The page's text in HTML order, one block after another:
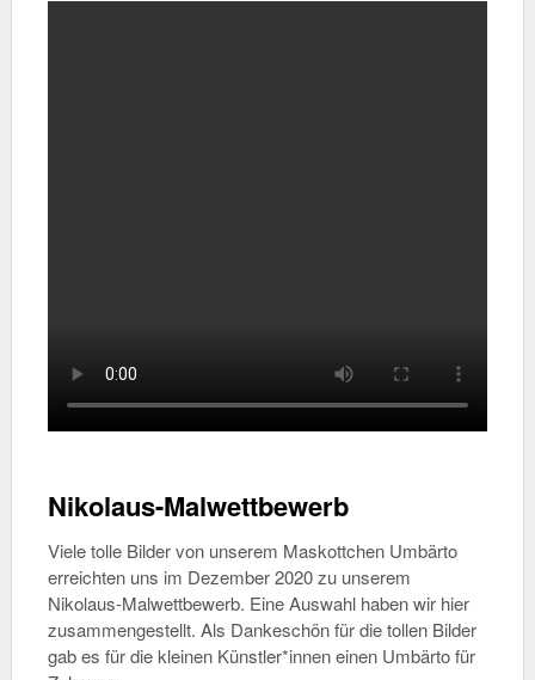
Nikolaus-Malwettbewerb
Viele tolle Bilder von unserem Maskottchen Umbärto
erreichten uns im Dezember 2020 zu unserem
Nikolaus-Malwettbewerb. Eine Auswahl haben wir hier
zusammengestellt. Als Dankeschön für die tollen Bilder
gab es für die kleinen Künstler*innen einen Umbärto für